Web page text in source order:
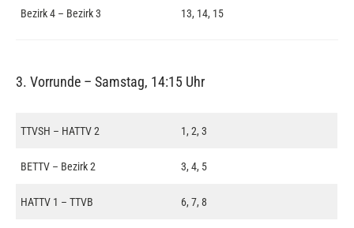
Bezirk 4 – Bezirk 3 13, 14, 15
3. Vorrunde – Samstag, 14:15 Uhr
TTVSH – HATTV 2 1, 2, 3
BETTV – Bezirk 2 3, 4, 5
HATTV 1 – TTVB 6, 7, 8